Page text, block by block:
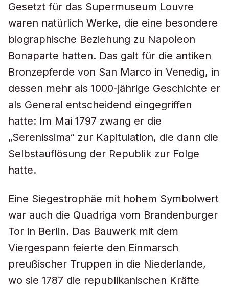
Gesetzt für das Supermuseum Louvre
waren natürlich Werke, die eine besondere
biographische Beziehung zu Napoleon
Bonaparte hatten. Das galt für die antiken
Bronzepferde von San Marco in Venedig, in
dessen mehr als 1000-jährige Geschichte er
als General entscheidend eingegriffen
hatte: Im Mai 1797 zwang er die
„Serenissima“ zur Kapitulation, die dann die
Selbstauflösung der Republik zur Folge
hatte.
Eine Siegestrophäe mit hohem Symbolwert
war auch die Quadriga vom Brandenburger
Tor in Berlin. Das Bauwerk mit dem
Viergespann feierte den Einmarsch
preußischer Truppen in die Niederlande,
wo sie 1787 die republikanischen Kräfte